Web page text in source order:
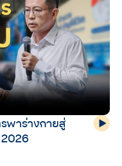
พาร่างกายสู่
2026